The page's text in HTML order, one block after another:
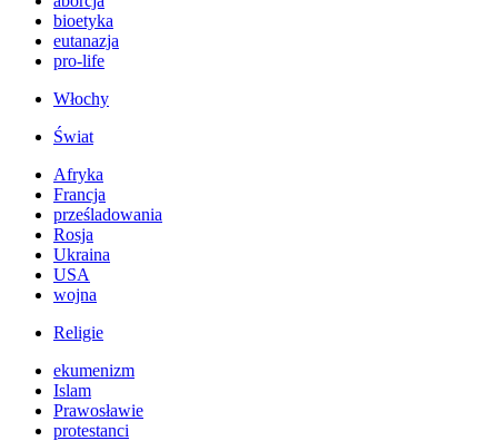
bioetyka
eutanazja
pro-life
Włochy
Świat
Afryka
Francja
prześladowania
Rosja
Ukraina
USA
wojna
Religie
ekumenizm
Islam
Prawosławie
protestanci